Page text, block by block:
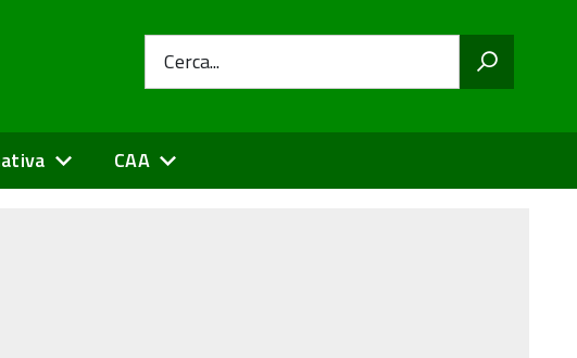
Cerca...
CAA